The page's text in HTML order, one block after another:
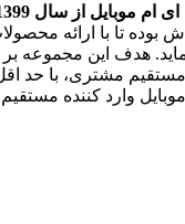
از سال 1399 شروع به کار کرده
بوده تا با ارائه
هدف این مجموعه
مشتری، با حد
وارد کننده